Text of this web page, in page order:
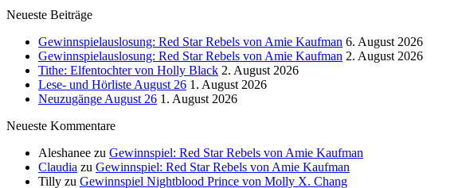
Neueste Beiträge
Gewinnspielauslosung: Red Star Rebels von Amie Kaufman 6. August 2026
Gewinnspielauslosung: Red Star Rebels von Amie Kaufman 2. August 2026
Tithe: Elfentochter von Holly Black 2. August 2026
Lese- und Hörliste August 26 1. August 2026
Neuzugänge August 26 1. August 2026
Neueste Kommentare
Aleshanee zu Gewinnspiel: Red Star Rebels von Amie Kaufman
Claudia zu Gewinnspiel: Red Star Rebels von Amie Kaufman
Tilly zu Gewinnspiel Nightblood Prince von Molly X. Chang